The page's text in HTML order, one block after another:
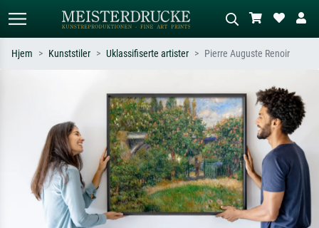
Søk etter kunstner, tittel eller stil – for
eksempel Monet, Stjernenatt,
impresjonisme, Hokusai-bølgen, akt.
Beskriv scenen – for eksempel grønn
eng, abstrakt med mye rødt, mørkt
oljemaleri, stående akt ved et tre.
Hjem Kunststiler Uklassifiserte artister Pierre Auguste Renoir